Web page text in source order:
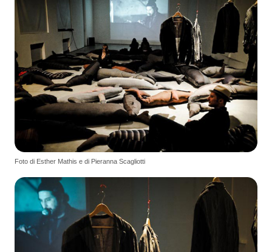
Foto di Esther Mathis e di Pieranna Scagliotti